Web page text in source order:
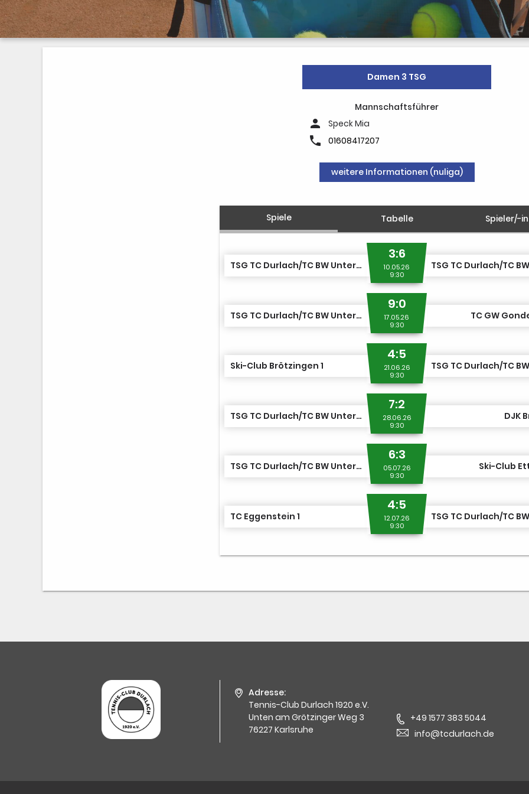
Damen 3 TSG
Mannschaftsführer
person Speck Mia
phone 01608417207
weitere Informationen (nuliga)
Spiele Tabelle Spieler/-
TSG TC Durlach/TC BW Untergrombach 2
3:6
10.05.26
9:30
TSG TC Durlach/TC BW Untergrombach 3
9:0
17.05.26
9:30
TC GW
Ski-Club Brötzingen 1
4:5
21.06.26
9:30
TSG TC Durlach/TC BW Untergrombach 3
7:2
28.06.26
9:30
DJK
TSG TC Durlach/TC BW Untergrombach 3
6:3
05.07.26
9:30
Ski-Club
TC Eggenstein 1
4:5
12.07.26
9:30
Adresse:
Tennis-Club Durlach 1920 e.V.
Unten am Grötzinger Weg 3
76227 Karlsruhe
+49 1577 383 5044
info@tcdurlach.de